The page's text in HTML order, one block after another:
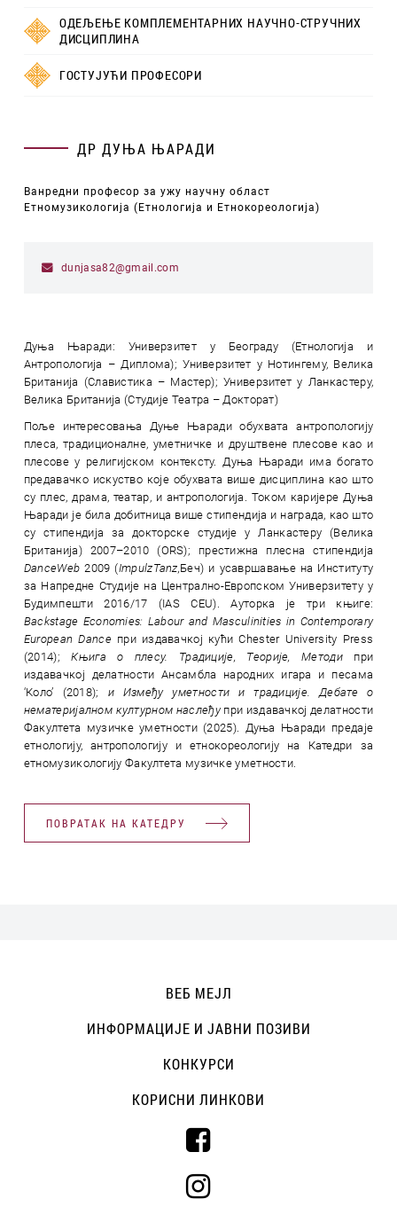
ОДЕЉЕЊЕ КОМПЛЕМЕНТАРНИХ НАУЧНО-СТРУЧНИХ
ДИСЦИПЛИНА
ГОСТУЈУЋИ ПРОФЕСОРИ
ДР ДУЊА ЊАРАДИ
Ванредни професор за ужу научну област
Етномузикологија (Етнологија и Етнокореологија)
dunjasa82@gmail.com
Дуња Њаради: Универзитет у Београду (Етнологија и
Антропологија – Диплома); Универзитет у Нотингему, Велика
Британија (Славистика – Мастер); Универзитет у Ланкастеру,
Велика Британија (Студије Театра – Докторат)
Поље интересовања Дуње Њаради обухвата антропологију
плеса, традиционалне, уметничке и друштвене плесове као и
плесове у религијском контексту. Дуња Њаради има богато
предавачко искуство које обухвата више дисциплина као што
су плес, драма, театар, и антропологија. Током каријере Дуња
Њаради је била добитница више стипендија и награда, као што
су стипендија за докторске студије у Ланкастеру (Велика
Британија) 2007–2010 (ORS); престижна плесна стипендија
DanceWeb 2009 (ImpulzTanz,Беч) и усавршавање на Институту
за Напредне Студије на Централно-Европском Универзитету у
Будимпешти 2016/17 (IAS CEU). Ауторка је три књиге:
Backstage Economies: Labour and Masculinities in Contemporary
European Dance при издавачкој кући Chester University Press
(2014);Књига о плесу. Традиције, Теорије, Методи при
издавачкој делатности Ансамбла народних игара и песама
‘Коло’ (2018); и Између уметности и традиције. Дебате о
нематеријалном културном наслеђупри издавачкој делатности
Факултета музичке уметности (2025). Дуња Њаради предаје
етнологију, антропологију и етнокореологију на Катедри за
етномузикологију Факултета музичке уметности.
ПОВРАТАК НА КАТЕДРУ
ВЕБ МЕЈЛ
ИНФОРМАЦИЈЕ И ЈАВНИ ПОЗИВИ
КОНКУРСИ
КОРИСНИ ЛИНКОВИ